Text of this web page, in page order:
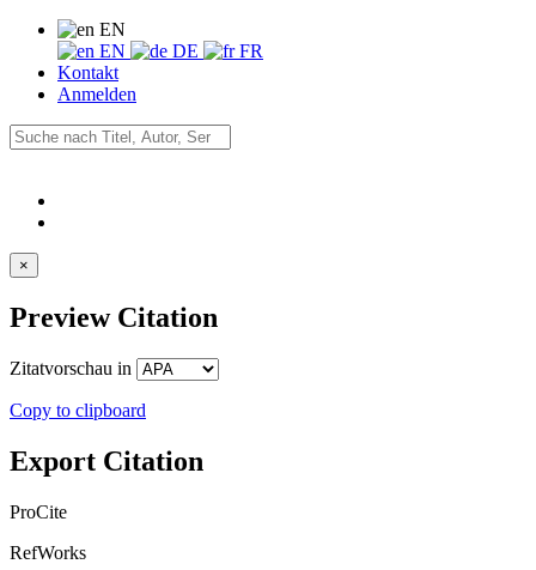
EN
EN
DE
FR
Kontakt
Anmelden
×
Preview Citation
Zitatvorschau in
Copy to clipboard
Export Citation
ProCite
RefWorks